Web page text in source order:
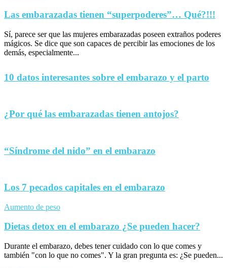
Las embarazadas tienen “superpoderes”… Qué?!!!
Sí, parece ser que las mujeres embarazadas poseen extraños poderes
mágicos. Se dice que son capaces de percibir las emociones de los
demás, especialmente...
10 datos interesantes sobre el embarazo y el parto
¿Por qué las embarazadas tienen antojos?
“Síndrome del nido” en el embarazo
Los 7 pecados capitales en el embarazo
Aumento de peso
Dietas detox en el embarazo ¿Se pueden hacer?
Durante el embarazo, debes tener cuidado con lo que comes y
también "con lo que no comes". Y la gran pregunta es: ¿Se pueden...